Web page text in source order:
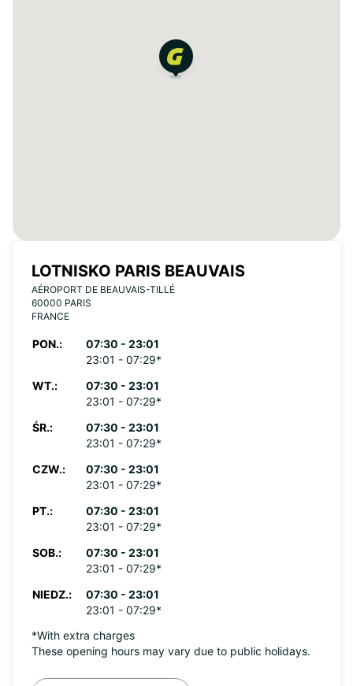
LOTNISKO PARIS BEAUVAIS
AÉROPORT DE BEAUVAIS-TILLÉ
60000 PARIS
FRANCE
PON.:
07:30 - 23:01
23:01 - 07:29*
WT.:
07:30 - 23:01
23:01 - 07:29*
ŚR.:
07:30 - 23:01
23:01 - 07:29*
CZW.:
07:30 - 23:01
23:01 - 07:29*
PT.:
07:30 - 23:01
23:01 - 07:29*
SOB.:
07:30 - 23:01
23:01 - 07:29*
NIEDZ.:
07:30 - 23:01
23:01 - 07:29*
*With extra charges
These opening hours may vary due to public holidays.